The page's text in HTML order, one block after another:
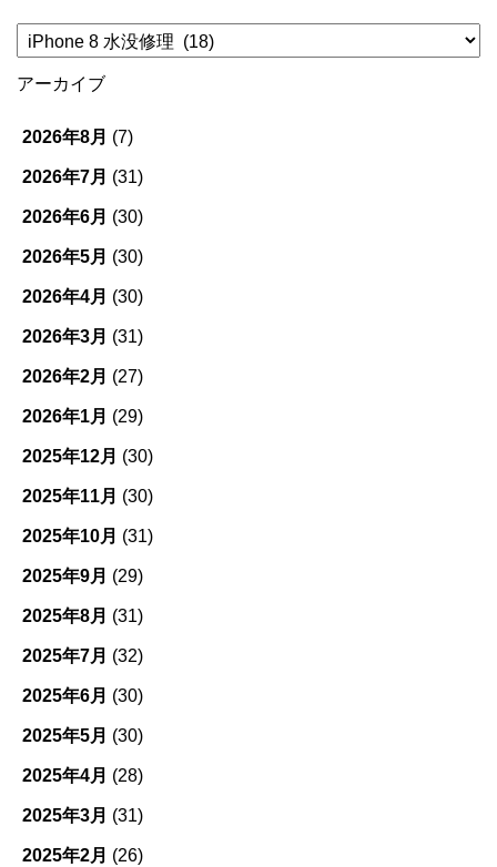
カ
テ
ゴ
ー
アーカイブ
2026年8月 (7)
2026年7月 (31)
2026年6月 (30)
2026年5月 (30)
2026年4月 (30)
2026年3月 (31)
2026年2月 (27)
2026年1月 (29)
2025年12月 (30)
2025年11月 (30)
2025年10月 (31)
2025年9月 (29)
2025年8月 (31)
2025年7月 (32)
2025年6月 (30)
2025年5月 (30)
2025年4月 (28)
2025年3月 (31)
2025年2月 (26)